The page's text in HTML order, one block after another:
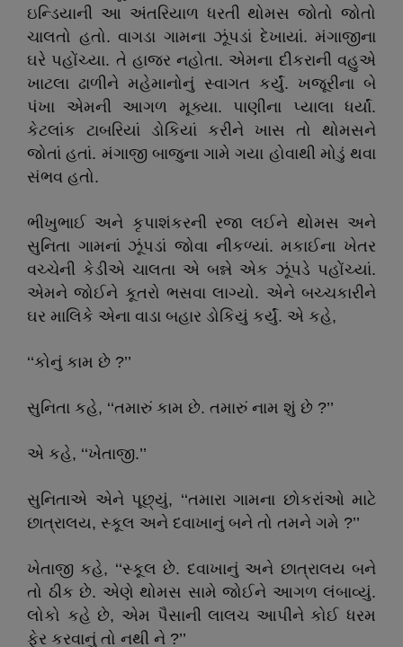
ઇન્ડિયાની આ અંતરિયાળ ધરતી થોમસ જોતો જોતો
ચાલતો હતો. વાગડા ગામના ઝૂંપડાં દેખાયાં. મંગાજીના
ઘરે પહોંચ્યા. તે હાજર નહોતા. એમના દીકરાની વહુએ
ખાટલા ઢાળીને મહેમાનોનું સ્વાગત કર્યું. ખજૂરીના બે
પંખા એમની આગળ મૂક્યા. પાણીના પ્યાલા ધર્યાં.
કેટલાંક ટાબરિયાં ડોકિયાં કરીને ખાસ તો થોમસને
જોતાં હતાં. મંગાજી બાજુના ગામે ગયા હોવાથી મોડું થવા
સંભવ હતો.
ભીખુભાઈ અને કૃપાશંકરની રજા લઈને થોમસ અને
સુનિતા ગામનાં ઝૂંપડાં જોવા નીકળ્યાં. મકાઈના ખેતર
વચ્ચેની કેડીએ ચાલતા એ બન્ને એક ઝૂંપડે પહોંચ્યાં.
એમને જોઈને કૂતરો ભસવા લાગ્યો. એને બચ્ચકારીને
ઘર માલિકે એના વાડા બહાર ડોકિયું કર્યું. એ કહે,
‘‘કોનું કામ છે ?’’
સુનિતા કહે, ‘‘તમારું કામ છે. તમારું નામ શું છે ?’’
એ કહે, ‘‘ખેતાજી.’’
સુનિતાએ એને પૂછ્યું, ‘‘તમારા ગામના છોકરાંઓ માટે
છાત્રાલય, સ્કૂલ અને દવાખાનું બને તો તમને ગમે ?’’
ખેતાજી કહે, ‘‘સ્કૂલ છે. દવાખાનું અને છાત્રાલય બને
તો ઠીક છે. એણે થોમસ સામે જોઈને આગળ લંબાવ્યું.
લોકો કહે છે, એમ પૈસાની લાલચ આપીને કોઈ ધરમ
ફેર કરવાનું તો નથી ને ?’’